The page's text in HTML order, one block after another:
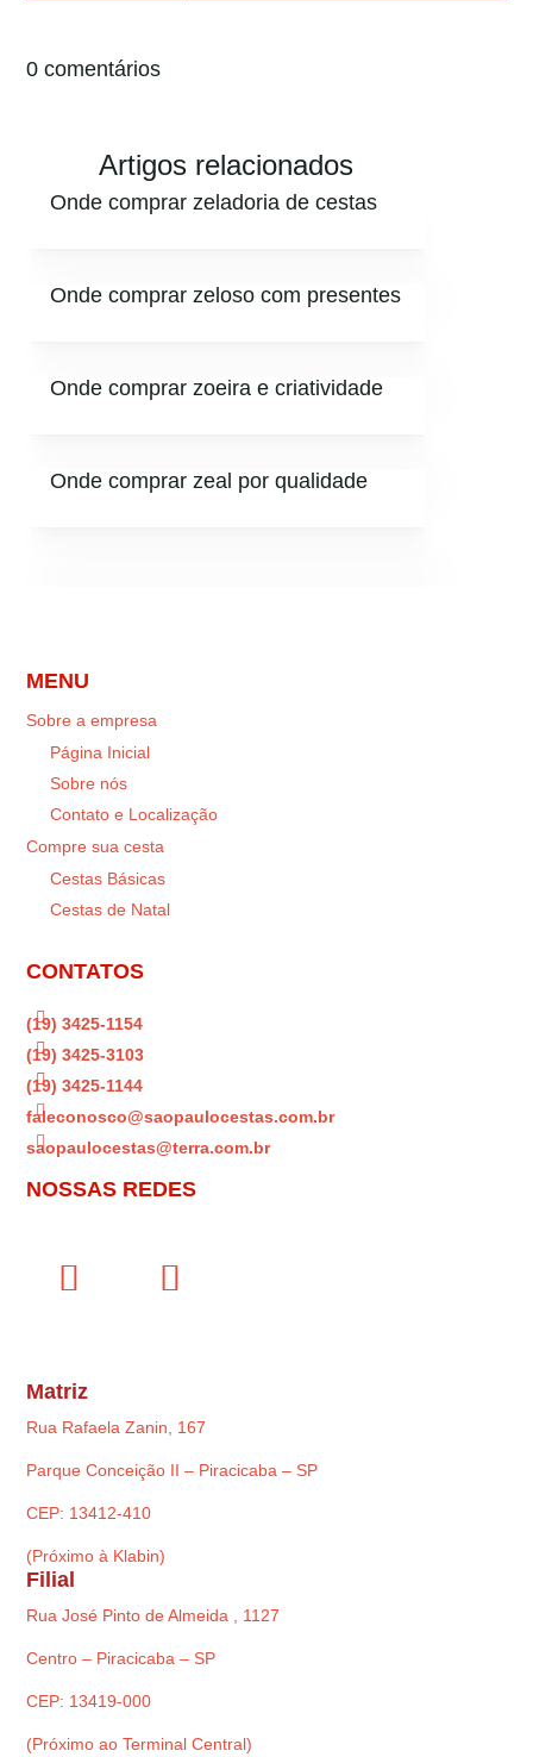
0 comentários
Artigos relacionados
Onde comprar zeladoria de cestas
Onde comprar zeloso com presentes
Onde comprar zoeira e criatividade
Onde comprar zeal por qualidade
MENU
Sobre a empresa
Página Inicial
Sobre nós
Contato e Localização
Compre sua cesta
Cestas Básicas
Cestas de Natal
CONTATOS

(19) 3425-1154

(19) 3425-3103

(19) 3425-1144

faleconosco@saopaulocestas.com.br

saopaulocestas@terra.com.br
NOSSAS REDES
Matriz
Rua Rafaela Zanin, 167
Parque Conceição II – Piracicaba – SP
CEP: 13412-410
(Próximo à Klabin)
Filial
Rua José Pinto de Almeida , 1127
Centro – Piracicaba – SP
CEP: 13419-000
(Próximo ao Terminal Central)